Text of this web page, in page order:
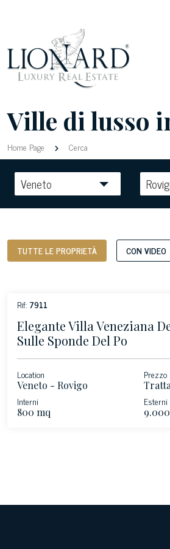
Ville di lusso
Home Page Cerca
Veneto
TUTTE LE PROPRIETÀ CON VIDEO
Rif: 7911
Elegante Villa Veneziana
Sulle Sponde Del Po
Location
Veneto - Rovigo
Prezzo
Interni
800 mq
Esterni